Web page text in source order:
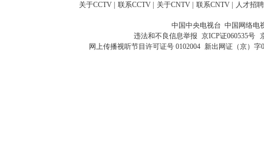
关于CCTV 联系CCTV 关于CNTV 联系CNTV 人才招聘
中国中央电视台 中国网络电
违法和不良信息举报 京ICP证060535号
网上传播视听节目许可证号 0102004 新出网证（京）